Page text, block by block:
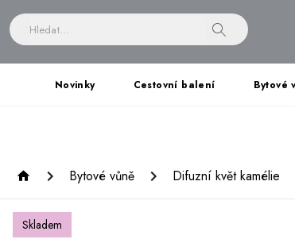
Novinky Cestovní balení Bytové
Bytové vůně Difuzní květ kamélie
Skladem